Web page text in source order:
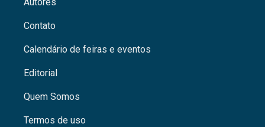
Contato
Calendário de feiras e eventos
Editorial
Quem Somos
Termos de uso